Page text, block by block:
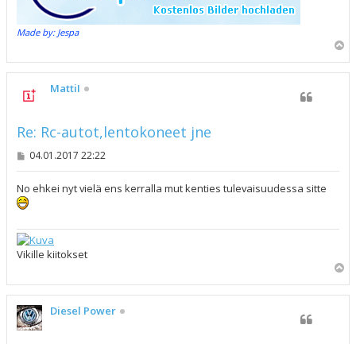
Made by: Jespa
ö
MattiI
Re: Rc-autot,lentokoneet jne
V
s
t
i
04.01.2017 22:22
No ehkei nyt vielä ens kerralla mut kenties tulevaisuudessa sitte
Vikille kiitokset
ö
Diesel Power